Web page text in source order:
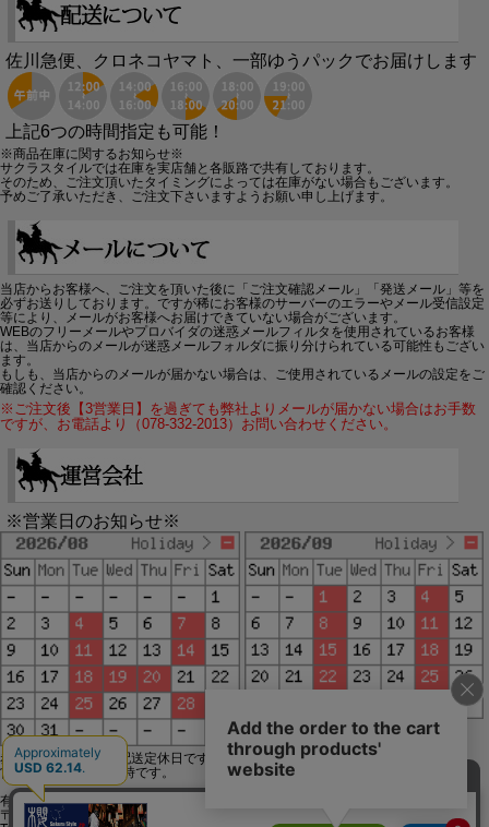
佐川急便、クロネコヤマト、一部ゆうパックでお届けします
上記6つの時間指定も可能！
※商品在庫に関するお知らせ※
サクラスタイルでは在庫を実店舗と各販路で共有しております。
そのため、ご注文頂いたタイミングによっては在庫がない場合もございます。
予めご了承いただき、ご注文下さいますようお願い申し上げます。
当店からお客様へ、ご注文を頂いた後に「ご注文確認メール」「発送メール」等を
必ずお送りしております。ですが稀にお客様のサーバーのエラーやメール受信設定
等により、メールがお客様へお届けできていない場合がございます。
WEBのフリーメールやプロバイダの迷惑メールフィルタを使用されているお客様
は、当店からのメールが迷惑メールフォルダに振り分けられている可能性もござい
ます。
もしも、当店からのメールが届かない場合は、ご使用されているメールの設定をご
確認ください。
※ご注文後【3営業日】を過ぎても弊社よりメールが届かない場合はお手数
ですが、お電話より（078-332-2013）お問い合わせください。
※営業日のお知らせ※
赤字で塗られた日は配送定休日です。
営業時間は11時～19時です。
有限会社ジップジップ SakuraStyle通販事業部
〒650-0021 神戸市中央区三宮町3-9-19イトウビル1,4F